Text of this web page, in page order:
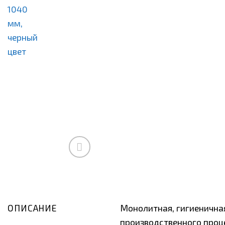
ОПИСАНИЕ
Монолитная,
производственного